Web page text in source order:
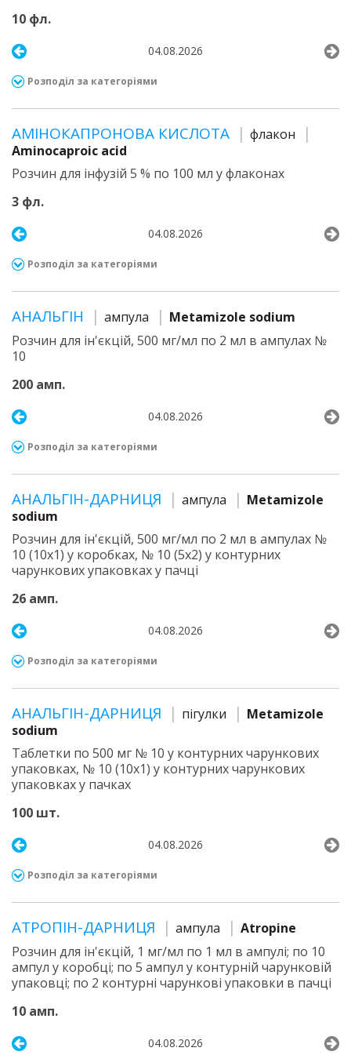
10 фл.
04.08.2026
Розподіл за категоріями
АМІНОКАПРОНОВА КИСЛОТА
флакон
Aminocaproic acid
Розчин для інфузій 5 % по 100 мл у флаконах
3 фл.
04.08.2026
Розподіл за категоріями
АНАЛЬГІН ампула
Metamizole sodium
Розчин для ін'єкцій, 500 мг/мл по 2 мл в ампулах №
10
200 амп.
04.08.2026
Розподіл за категоріями
АНАЛЬГІН-ДАРНИЦЯ ампула
Metamizole
sodium
Розчин для ін'єкцій, 500 мг/мл по 2 мл в ампулах №
10 (10х1) у коробках, № 10 (5х2) у контурних
чарункових упаковках у пачці
26 амп.
04.08.2026
Розподіл за категоріями
АНАЛЬГІН-ДАРНИЦЯ пігулки
Metamizole
sodium
Таблетки по 500 мг № 10 у контурних чарункових
упаковках, № 10 (10х1) у контурних чарункових
упаковках у пачках
100 шт.
04.08.2026
Розподіл за категоріями
АТРОПІН-ДАРНИЦЯ ампула
Atropine
Розчин для ін'єкцій, 1 мг/мл по 1 мл в ампулі; по 10
ампул у коробці; по 5 ампул у контурній чарунковій
упаковці; по 2 контурні чарункові упаковки в пачці
10 амп.
04.08.2026